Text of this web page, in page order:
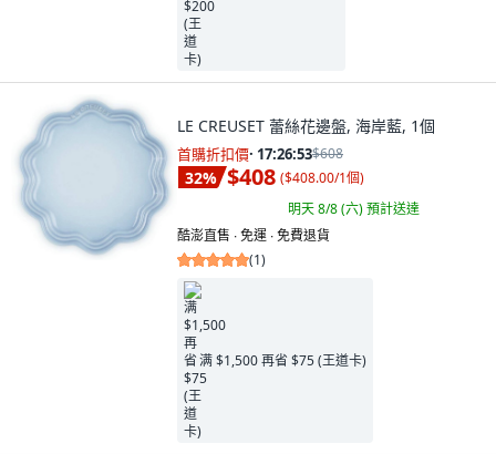
LE CREUSET 蕾絲花邊盤, 海岸藍, 1個
首購折扣價· 17:26:52$608
32% $408 ($408.00/1個)
明天 8/8 (六)預計送達
酷澎直售 ∙ 免運 ∙ 免費退貨
(1)
满 $1,500 再省 $75 (王道卡)